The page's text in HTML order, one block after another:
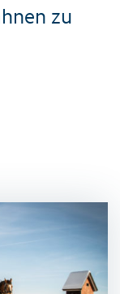
zu